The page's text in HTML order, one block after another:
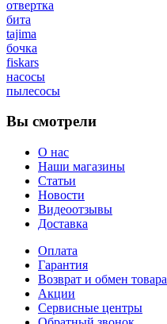
отвертка
бита
tajima
бочка
fiskars
насосы
пылесосы
Вы смотрели
О нас
Наши магазины
Статьи
Новости
Видеоотзывы
Доставка
Оплата
Гарантия
Возврат и обмен товара
Акции
Сервисные центры